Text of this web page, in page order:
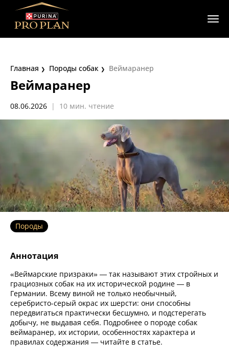
Главная Породы собак Веймаранер
Веймаранер
08.06.2026 | 10 мин. чтение
Породы
Аннотация
«Веймарские призраки» — так называют этих стройных и
грациозных собак на их исторической родине — в
Германии. Всему виной не только необычный,
серебристо-серый окрас их шерсти: они способны
передвигаться практически бесшумно, и подстерегать
добычу, не выдавая себя. Подробнее о породе собак
веймаранер, их истории, особенностях характера и
правилах содержания — читайте в статье.